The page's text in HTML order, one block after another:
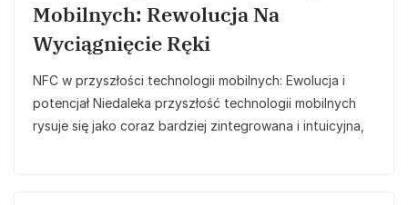
Mobilnych: Rewolucja Na
Wyciągnięcie Ręki
NFC w przyszłości technologii mobilnych: Ewolucja i
potencjał Niedaleka przyszłość technologii mobilnych
rysuje się jako coraz bardziej zintegrowana i intuicyjna,